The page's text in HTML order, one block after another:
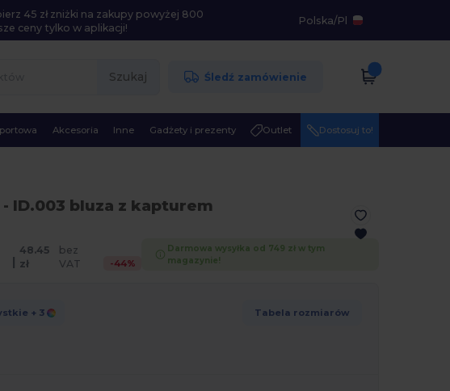
45 zł zniżki na zakupy powyżej 800
ceny tylko w aplikacji!
Polska/Pl
Szukaj Śledź zamówienie
Akcesoria Inne Gadżety i prezenty Outlet Dostosuj to!
ID.003 bluza z kapturem
|
48.45
zł
bez
VAT
-44%
Darmowa wysyłka od 749 zł w tym
magazynie!
+ 3 Tabela rozmiarów